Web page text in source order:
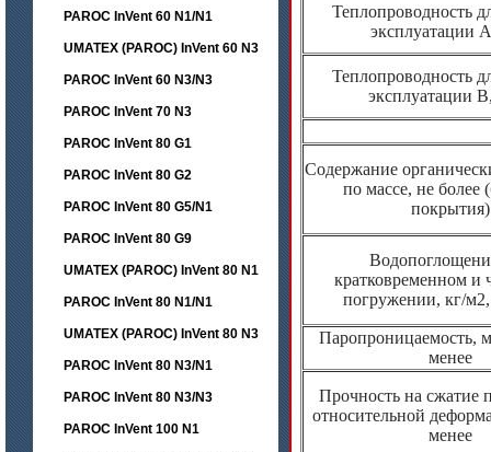
PAROC InVent 60 N1/N1
UMATEX (PAROC) InVent 60 N3
PAROC InVent 60 N3/N3
PAROC InVent 70 N3
PAROC InVent 80 G1
PAROC InVent 80 G2
PAROC InVent 80 G5/N1
PAROC InVent 80 G9
UMATEX (PAROC) InVent 80 N1
PAROC InVent 80 N1/N1
UMATEX (PAROC) InVent 80 N3
PAROC InVent 80 N3/N1
PAROC InVent 80 N3/N3
PAROC InVent 100 N1
Теплопроводность
эксплуатации
Теплопроводность
эксплуатации
Содержание
по массе, не более
покрытия)
кратковременном и
погружении, кг/м2,
Паропроницаемость,
менее
Прочность на сжатие
относительной
менее